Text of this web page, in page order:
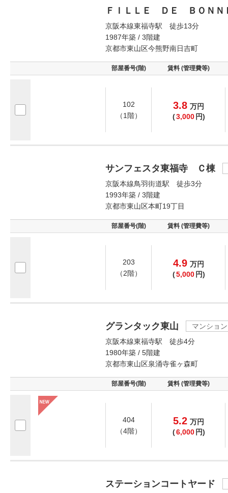
ＦＩＬＬＥ ＤＥ ＢＯＮＮ
京阪本線東福寺駅 徒歩13分
1987年築 / 3階建
京都市東山区今熊野南日吉町
部屋番号(階) 賃料 (管理費等)
102
（1階）
3.8 万円
(3,000 円)
サンフェスタ東福寺 Ｃ棟
京阪本線鳥羽街道駅 徒歩3分
1993年築 / 3階建
京都市東山区本町19丁目
部屋番号(階) 賃料 (管理費等)
203
（2階）
4.9 万円
(5,000 円)
グランタック東山
マンション
京阪本線東福寺駅 徒歩4分
1980年築 / 5階建
京都市東山区泉涌寺雀ヶ森町
部屋番号(階) 賃料 (管理費等)
404
（4階）
5.2 万円
(6,000 円)
ステーションコートヤード